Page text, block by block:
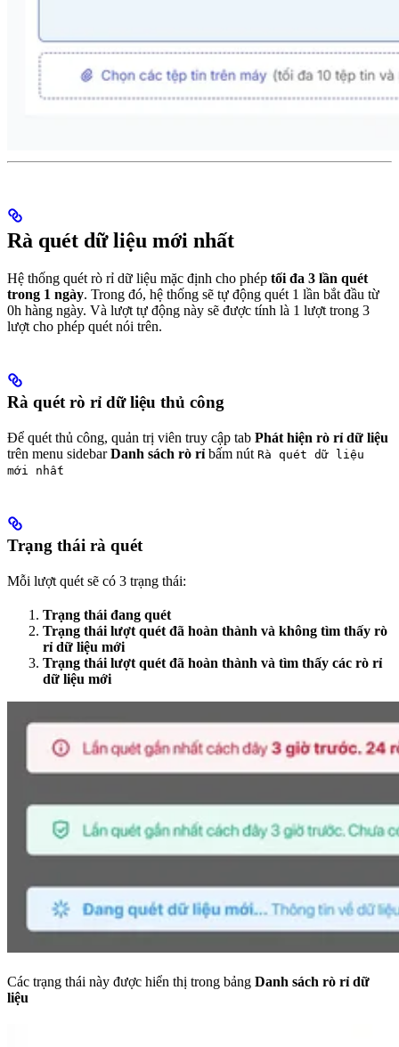
Rà quét dữ liệu mới nhất
Hệ thống quét rò rỉ dữ liệu mặc định cho phép tối đa 3 lần quét
trong 1 ngày. Trong đó, hệ thống sẽ tự động quét 1 lần bắt đầu từ
0h hàng ngày. Và lượt tự động này sẽ được tính là 1 lượt trong 3
lượt cho phép quét nói trên.
Rà quét rò rỉ dữ liệu thủ công
Để quét thủ công, quản trị viên truy cập tab Phát hiện rò rỉ dữ liệu
trên menu sidebarDanh sách rò rỉ bấm nút Rà quét dữ liệu
mới nhất
Trạng thái rà quét
Mỗi lượt quét sẽ có 3 trạng thái:
Trạng thái đang quét
Trạng thái lượt quét đã hoàn thành và không tìm thấy rò
rỉ dữ liệu mới
Trạng thái lượt quét đã hoàn thành và tìm thấy các rò rỉ
dữ liệu mới
Các trạng thái này được hiển thị trong bảng Danh sách rò rỉ dữ
liệu